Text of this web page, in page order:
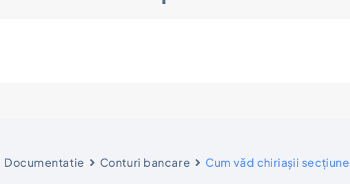
Documentatie Conturi bancare Cum văd chiriașii